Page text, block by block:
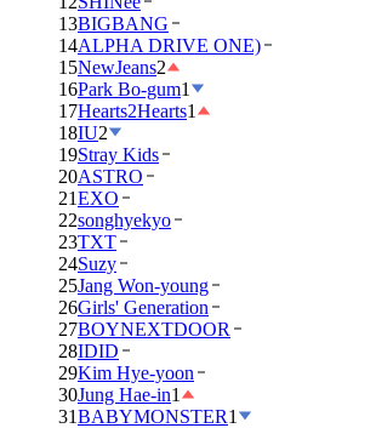
13BIGBANG
14ALPHA DRIVE ONE)
15NewJeans2
16Park Bo-gum1
17Hearts2Hearts1
18IU2
19Stray Kids
20ASTRO
21EXO
22songhyekyo
23TXT
24Suzy
25Jang Won-young
26Girls' Generation
27BOYNEXTDOOR
28IDID
29Kim Hye-yoon
30Jung Hae-in1
31BABYMONSTER1